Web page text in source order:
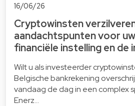
16/06/26
Cryptowinsten
aandachtspunten voor
financiële instelling en
Wilt u als investeerder
Belgische bankrekening
vandaag de dag in een complex
Enerz…